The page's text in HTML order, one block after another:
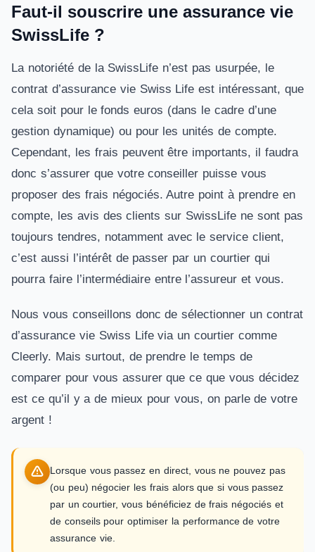
Faut-il souscrire une assurance vie
SwissLife ?
La notoriété de la SwissLife n’est pas usurpée, le
contrat d’assurance vie Swiss Life est intéressant, que
cela soit pour le fonds euros (dans le cadre d’une
gestion dynamique) ou pour les unités de compte.
Cependant, les frais peuvent être importants, il faudra
donc s’assurer que votre conseiller puisse vous
proposer des frais négociés. Autre point à prendre en
compte, les avis des clients sur SwissLife ne sont pas
toujours tendres, notamment avec le service client,
c’est aussi l’intérêt de passer par un courtier qui
pourra faire l’intermédiaire entre l’assureur et vous.
Nous vous conseillons donc de sélectionner un contrat
d’assurance vie Swiss Life via un courtier comme
Cleerly. Mais surtout, de prendre le temps de
comparer pour vous assurer que ce que vous décidez
est ce qu’il y a de mieux pour vous, on parle de votre
argent !
Lorsque vous passez en direct, vous ne pouvez pas
(ou peu) négocier les frais alors que si vous passez
par un courtier, vous bénéficiez de frais négociés et
de conseils pour optimiser la performance de votre
assurance vie.